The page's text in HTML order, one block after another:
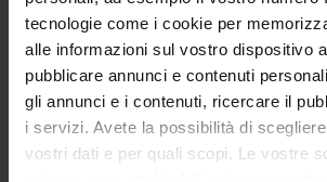
tecnologie come i cookie per
alle informazioni sul vostro dispositivo
pubblicare annunci e contenuti
gli annunci e i contenuti, ricercare il
i servizi. Avete la possibilità di
vostri dati e per quali scopi. Le vostre
SERVIZI DI SEGRETERIA STUDENTI
STRUTTURE DEL DIPARTIMENTO
LABORATORI DI RICERCA
CENTRI DI RICERCA